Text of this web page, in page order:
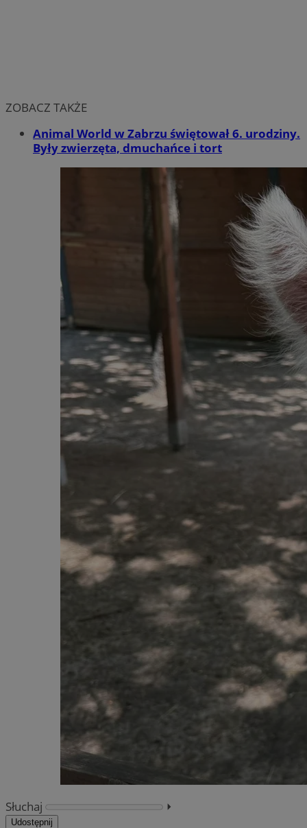
ZOBACZ TAKŻE
Animal World w Zabrzu świętował 6. urodziny.
Były zwierzęta, dmuchańce i tort
Słuchaj ⏵︎
Udostępnij